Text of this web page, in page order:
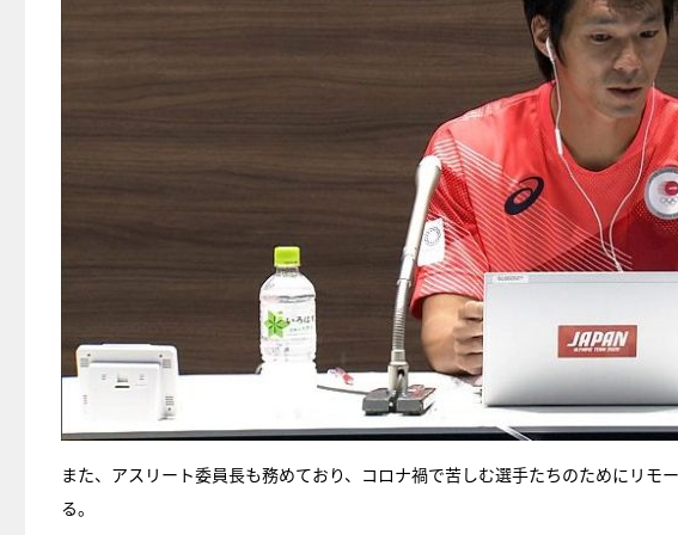
また、アスリート委員長も務めており、コロナ禍で苦しむ選手たちのためにリモ
る。